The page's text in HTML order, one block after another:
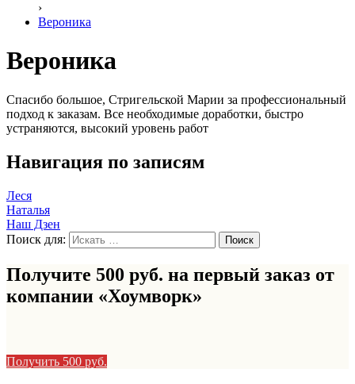
›
Вероника
Вероника
Спасибо большое, Стригельской Марии за профессиональный
подход к заказам. Все необходимые доработки, быстро
устраняются, высокий уровень работ
Навигация по записям
Леся
Наталья
Наш Дзен
Поиск для:
Получите 500 руб. на первый заказ от
компании «Хоумворк»
Получить 500 руб.